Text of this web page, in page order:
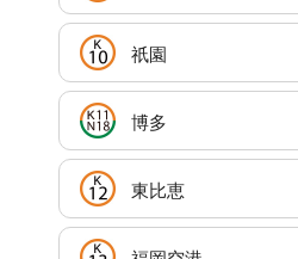
祇園
博多
東比恵